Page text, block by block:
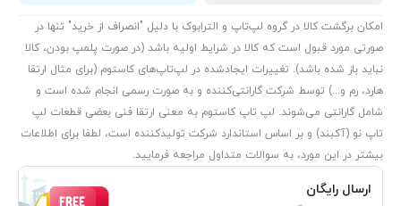
امکان برگشت کالا در گروه لپ‌تاپ و الترابوک با دلیل "انصراف از خرید" تنها در
صورتی مورد قبول است که کالا در شرایط اولیه باشد (در صورت پلمپ بودن، کالا
نباید باز شده باشد). تغییرات ایجادشده در لپ‌تاپ‌های کاستوم (برای مثال ارتقا
هارد، رم و...) توسط شرکت گارانتی‌کننده و به صورت رسمی انجام شده است و
شامل گارانتی می‌شوند. لپ تاپ کاستوم به معنی ارتقا فنی بعضی قطعات لپ
تاپ نو (آکبند) و بر اساس استاندارد شرکت تولیدکننده است، لطفا برای اطلاعات
بیشتر در این مورد، به سوالات متداول مراجعه فرمایید.
ارسال رایگان